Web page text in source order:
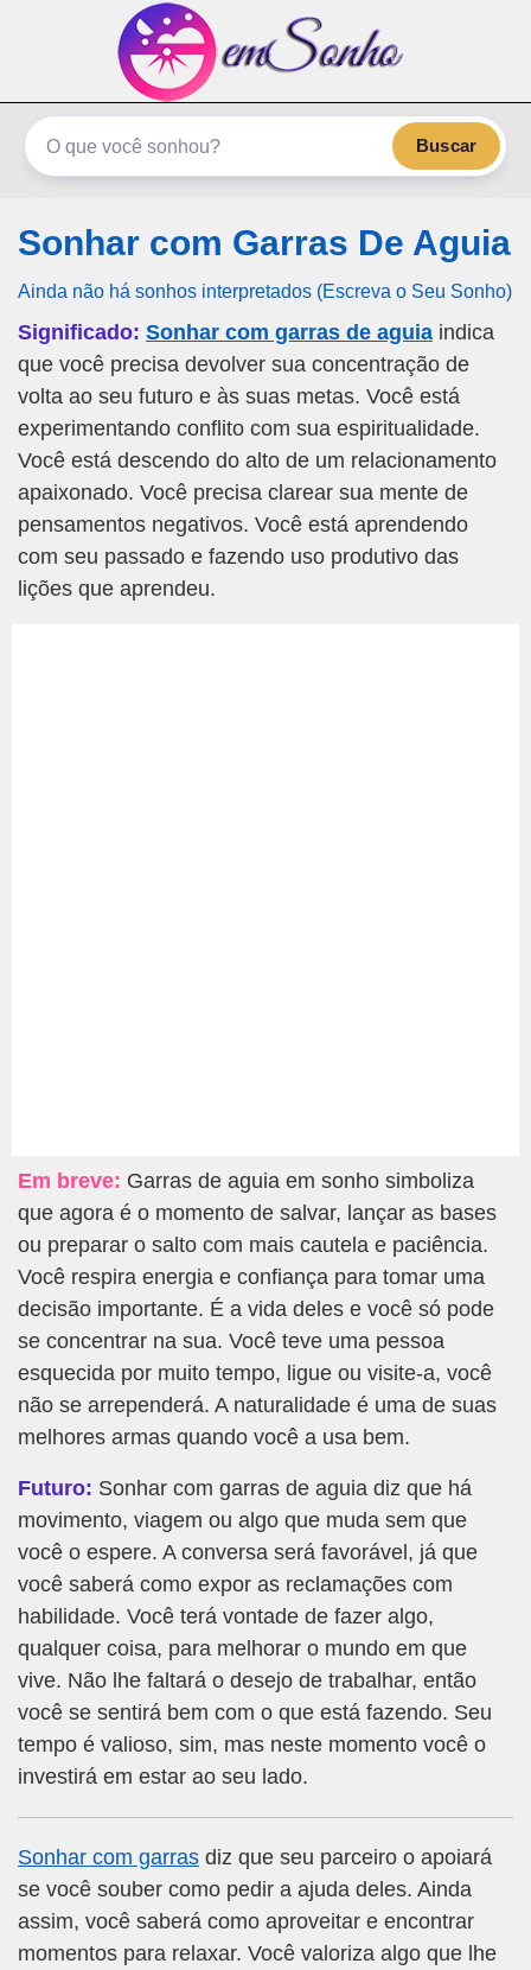
emSonho.com
Os sonhos significam mais
Buscar
Sonhar com Garras De Aguia
Ainda não há sonhos interpretados (Escreva o Seu Sonho)
Significado: Sonhar com garras de aguia indica
que você precisa devolver sua concentração de
volta ao seu futuro e às suas metas. Você está
experimentando conflito com sua espiritualidade.
Você está descendo do alto de um relacionamento
apaixonado. Você precisa clarear sua mente de
pensamentos negativos. Você está aprendendo
com seu passado e fazendo uso produtivo das
lições que aprendeu.
Em breve: Garras de aguia em sonho simboliza
que agora é o momento de salvar, lançar as bases
ou preparar o salto com mais cautela e paciência.
Você respira energia e confiança para tomar uma
decisão importante. É a vida deles e você só pode
se concentrar na sua. Você teve uma pessoa
esquecida por muito tempo, ligue ou visite-a, você
não se arrependerá. A naturalidade é uma de suas
melhores armas quando você a usa bem.
Futuro: Sonhar com garras de aguia diz que há
movimento, viagem ou algo que muda sem que
você o espere. A conversa será favorável, já que
você saberá como expor as reclamações com
habilidade. Você terá vontade de fazer algo,
qualquer coisa, para melhorar o mundo em que
vive. Não lhe faltará o desejo de trabalhar, então
você se sentirá bem com o que está fazendo. Seu
tempo é valioso, sim, mas neste momento você o
investirá em estar ao seu lado.
Sonhar com garras diz que seu parceiro o apoiará
se você souber como pedir a ajuda deles. Ainda
assim, você saberá como aproveitar e encontrar
momentos para relaxar. Você valoriza algo que lhe